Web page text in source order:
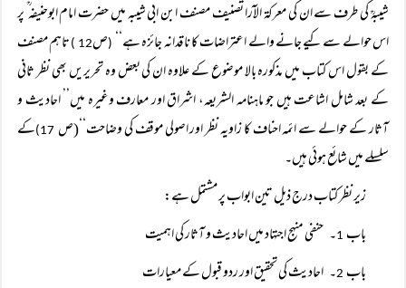
شیبہؒ کی طرف سے ان کی معرکۃ الآرا تصنیف مصنف ابن ابی شیبہ میں حضرت امام ابوحنیفہ ؒ پر
اس حوالے سے کیے جانے والے اعتراضات کا نا قدانہ جائزہ ہے‘‘
(ص12 )
تاہم مصنف
کے بقول اس کتاب میں مذکورہ بالا موضوع کے علاوہ ان کی بعض وہ تحریریں بھی نظر ثانی
کے بعد شامل اشاعت ہیں جو ماہنامہ الشریعہ، اشراق اور معارف وغیرہ میں’’ احادیث و
آثار کے حوالے سے ائمہ احناف کا زاویہ نظر اور اصولی موقف کی وضاحت‘‘(ص
کے
سلسلے میں شائع ہوئی ہیں۔
زیر نظر کتاب درج ذیل تین ابواب پر مشتمل ہے:
باب ۔ حنفی منہج اجتہاد میں احادیث و آثار کی اہمیت
باب ۔ احادیث کی تحقیق اور ردو قبول کے معیارات